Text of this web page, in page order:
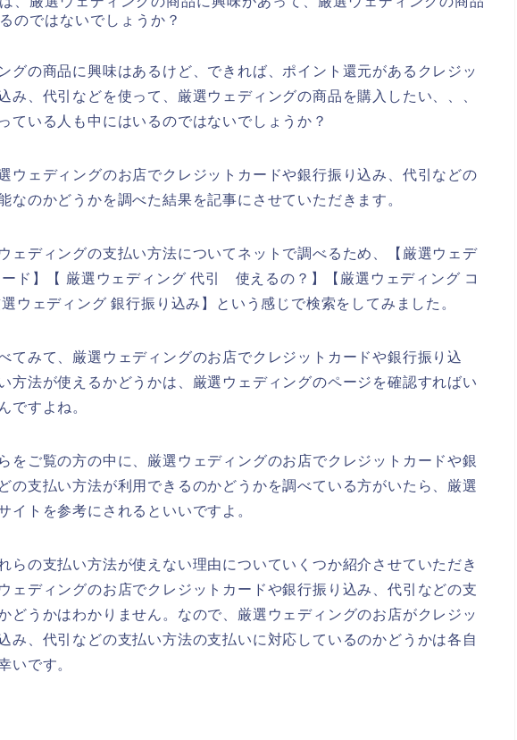
のではないでしょうか？
グの商品に興味はあるけど、できれば、ポイント還元があるクレジッ
み、代引などを使って、厳選ウェディングの商品を購入したい、、、
ている人も中にはいるのではないでしょうか？
ウェディングのお店でクレジットカードや銀行振り込み、代引などの
なのかどうかを調べた結果を記事にさせていただきます。
ェディングの支払い方法についてネットで調べるため、【厳選ウェデ
ド】【 厳選ウェディング 代引 使えるの？】【厳選ウェディング コ
ウェディング 銀行振り込み】という感じで検索をしてみました。
てみて、厳選ウェディングのお店でクレジットカードや銀行振り込
方法が使えるかどうかは、厳選ウェディングのページを確認すればい
ですよね。
をご覧の方の中に、厳選ウェディングのお店でクレジットカードや銀
の支払い方法が利用できるのかどうかを調べている方がいたら、厳選
イトを参考にされるといいですよ。
らの支払い方法が使えない理由についていくつか紹介させていただき
ェディングのお店でクレジットカードや銀行振り込み、代引などの支
どうかはわかりません。なので、厳選ウェディングのお店がクレジッ
み、代引などの支払い方法の支払いに対応しているのかどうかは各自
いです。